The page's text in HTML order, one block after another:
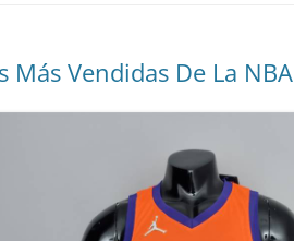
Más Vendidas De La NBA